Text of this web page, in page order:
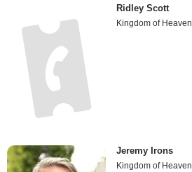
Ridley Scott
Kingdom of Heaven
Jeremy Irons
Kingdom of Heaven